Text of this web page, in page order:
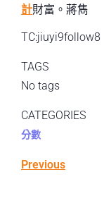
計財富。蔣雋
TC:jiuyi9follow8
TAGS
No tags
CATEGORIES
分數
Previous